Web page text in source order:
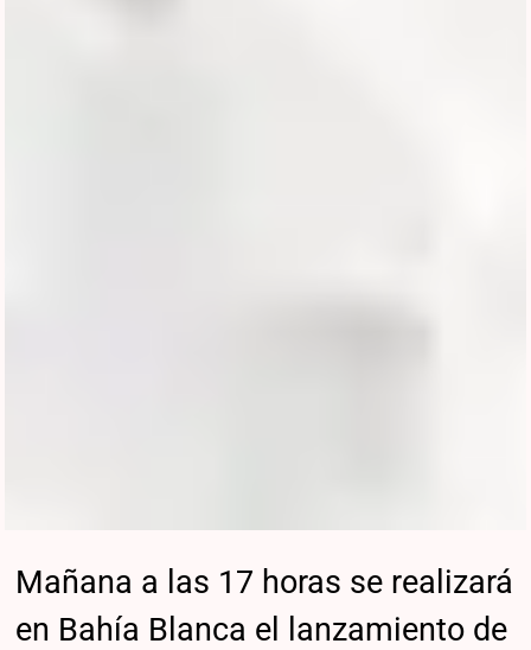
Mañana a las 17 horas se realizará
en Bahía Blanca el lanzamiento de